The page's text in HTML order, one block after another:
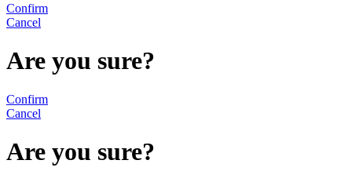
Confirm
Cancel
Are you sure?
Confirm
Cancel
Are you sure?